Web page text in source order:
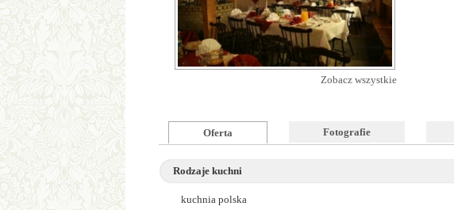
Zobacz wszystkie
Oferta Fotografie
Rodzaje kuchni
kuchnia polska